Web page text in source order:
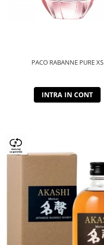
PACO RABANNE PURE XS
INTRA IN CONT